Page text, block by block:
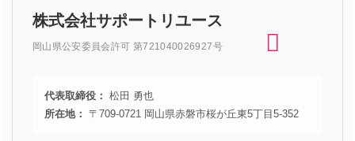
株式会社サポートリユース
岡山県公安委員会許可 第721040026927号
代表取締役： 松田 勇也
所在地：
〒709-0721 岡山県赤磐市桜が丘東5丁目5-352